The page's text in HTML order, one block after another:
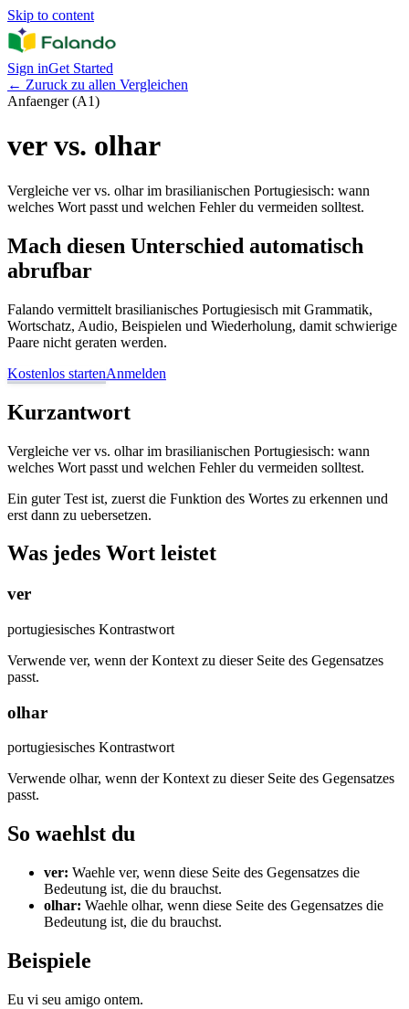
Skip to content
Sign inGet Started
← Zuruck zu allen Vergleichen
Anfaenger (A1)
ver vs. olhar
Vergleiche ver vs. olhar im brasilianischen Portugiesisch: wann
welches Wort passt und welchen Fehler du vermeiden solltest.
Mach diesen Unterschied automatisch
abrufbar
Falando vermittelt brasilianisches Portugiesisch mit Grammatik,
Wortschatz, Audio, Beispielen und Wiederholung, damit schwierige
Paare nicht geraten werden.
Kostenlos startenAnmelden
Kurzantwort
Vergleiche ver vs. olhar im brasilianischen Portugiesisch: wann
welches Wort passt und welchen Fehler du vermeiden solltest.
Ein guter Test ist, zuerst die Funktion des Wortes zu erkennen und
erst dann zu uebersetzen.
Was jedes Wort leistet
ver
portugiesisches Kontrastwort
Verwende ver, wenn der Kontext zu dieser Seite des Gegensatzes
passt.
olhar
portugiesisches Kontrastwort
Verwende olhar, wenn der Kontext zu dieser Seite des Gegensatzes
passt.
So waehlst du
ver: Waehle ver, wenn diese Seite des Gegensatzes die
Bedeutung ist, die du brauchst.
olhar: Waehle olhar, wenn diese Seite des Gegensatzes die
Bedeutung ist, die du brauchst.
Beispiele
Eu vi seu amigo ontem.